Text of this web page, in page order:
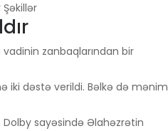
zanbaqlarından bir
iki dəstə verildi. Bəlkə də mənim
Dolby sayəsində Əlahəzrətin